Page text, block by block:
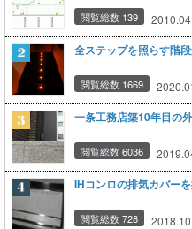
閲覧総数 139
全ステップを照らす階
閲覧総数 1669
一条工務店築10年目の
閲覧総数 6036
IHコンロの排気カバー
閲覧総数 728